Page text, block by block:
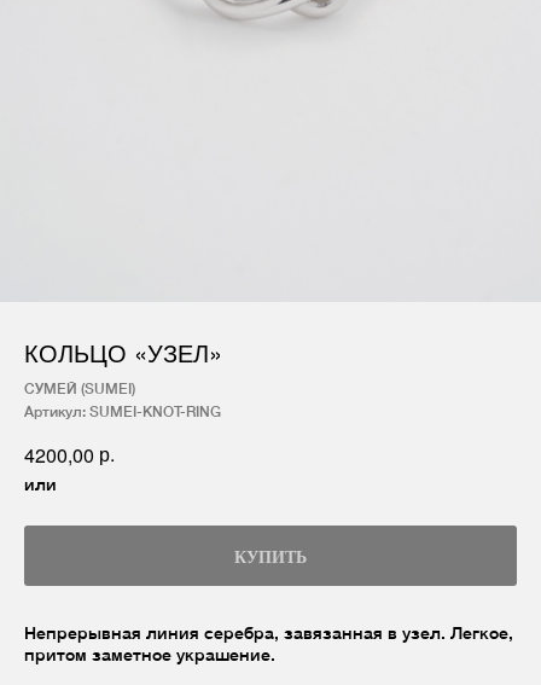
КОЛЬЦО «УЗЕЛ»
СУМЕЙ (SUMEI)
Артикул: SUMEI-KNOT-RING
4200,00 р.
или
КУПИТЬ
Непрерывная линия серебра, завязанная в узел. Легкое,
притом заметное украшение.